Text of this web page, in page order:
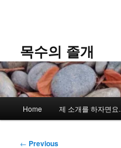
content목수의 졸개
Home 제 소개를 하자면
Post
← Previous